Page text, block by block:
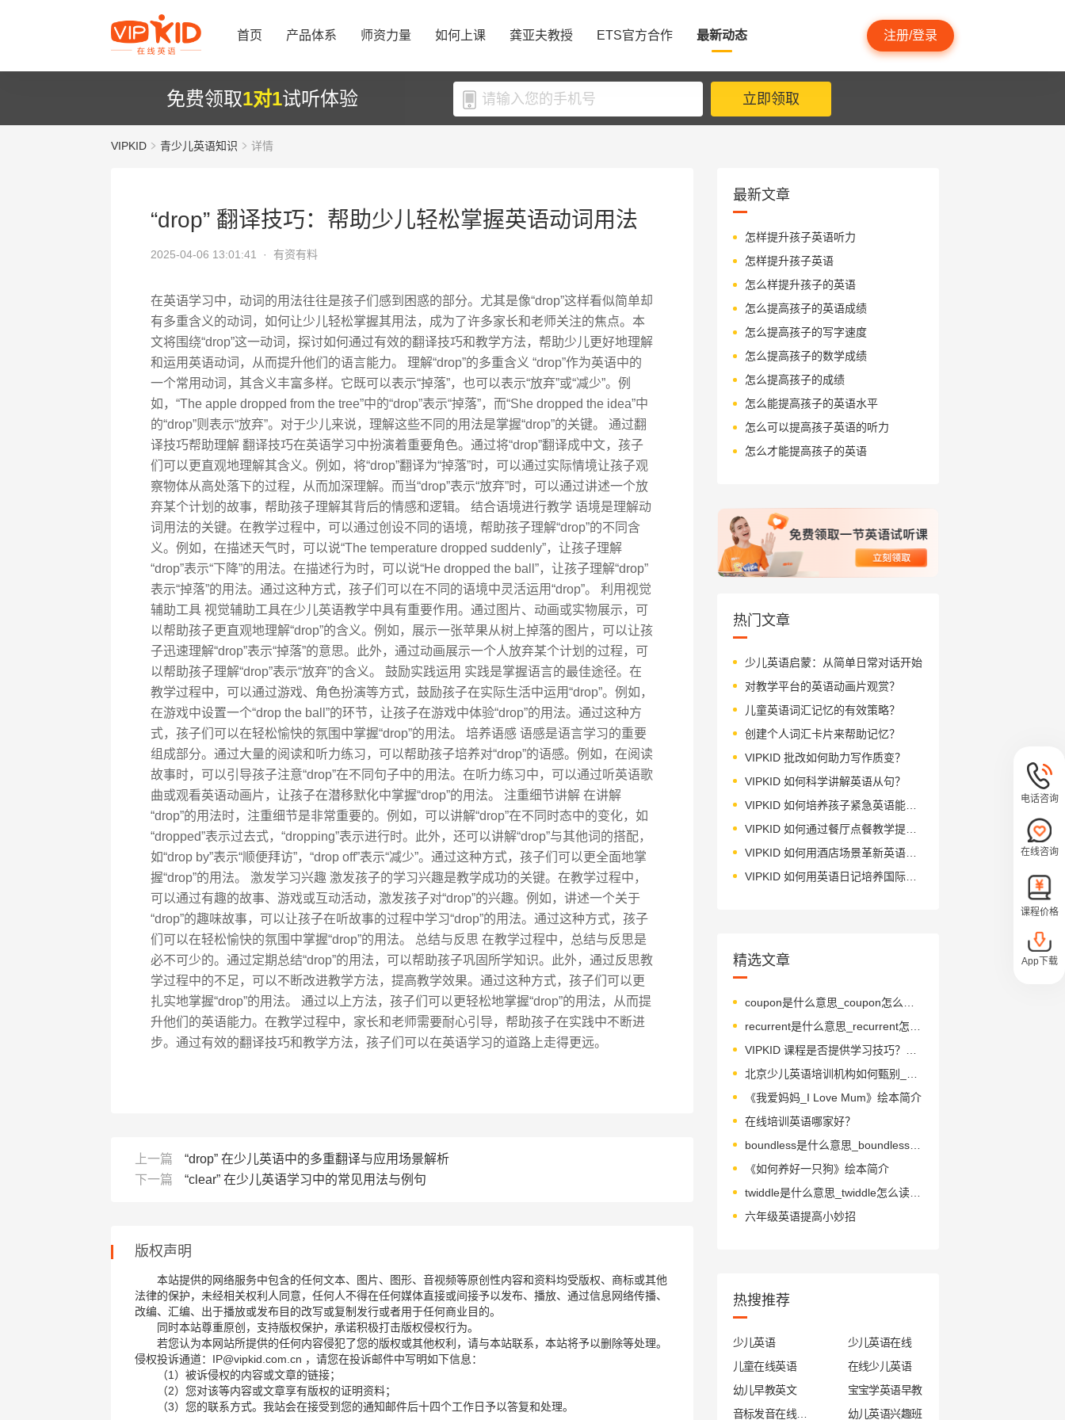
首页 产品体系 师资力量 如何上课 龚亚夫教授 ETS官方合作 最新动态 注册/登录
免费领取1对1试听体验 立即领取
VIPKID 青少儿英语知识 详情
“drop” 翻译技巧：帮助少儿轻松掌握英语动词用法
2025-04-06 13:01:41 · 有资有料
在英语学习中，动词的用法往往是孩子们感到困惑的部分。尤其是像“drop”这样看似简单却
有多重含义的动词，如何让少儿轻松掌握其用法，成为了许多家长和老师关注的焦点。本
文将围绕“drop”这一动词，探讨如何通过有效的翻译技巧和教学方法，帮助少儿更好地理解
和运用英语动词，从而提升他们的语言能力。 理解“drop”的多重含义 “drop”作为英语中的
一个常用动词，其含义丰富多样。它既可以表示“掉落”，也可以表示“放弃”或“减少”。例
如，“The apple dropped from the tree”中的“drop”表示“掉落”，而“She dropped the idea”中
的“drop”则表示“放弃”。对于少儿来说，理解这些不同的用法是掌握“drop”的关键。 通过翻
译技巧帮助理解 翻译技巧在英语学习中扮演着重要角色。通过将“drop”翻译成中文，孩子
们可以更直观地理解其含义。例如，将“drop”翻译为“掉落”时，可以通过实际情境让孩子观
察物体从高处落下的过程，从而加深理解。而当“drop”表示“放弃”时，可以通过讲述一个放
弃某个计划的故事，帮助孩子理解其背后的情感和逻辑。 结合语境进行教学 语境是理解动
词用法的关键。在教学过程中，可以通过创设不同的语境，帮助孩子理解“drop”的不同含
义。例如，在描述天气时，可以说“The temperature dropped suddenly”，让孩子理解
“drop”表示“下降”的用法。在描述行为时，可以说“He dropped the ball”，让孩子理解“drop”
表示“掉落”的用法。通过这种方式，孩子们可以在不同的语境中灵活运用“drop”。 利用视觉
辅助工具 视觉辅助工具在少儿英语教学中具有重要作用。通过图片、动画或实物展示，可
以帮助孩子更直观地理解“drop”的含义。例如，展示一张苹果从树上掉落的图片，可以让孩
子迅速理解“drop”表示“掉落”的意思。此外，通过动画展示一个人放弃某个计划的过程，可
以帮助孩子理解“drop”表示“放弃”的含义。 鼓励实践运用 实践是掌握语言的最佳途径。在
教学过程中，可以通过游戏、角色扮演等方式，鼓励孩子在实际生活中运用“drop”。例如，
在游戏中设置一个“drop the ball”的环节，让孩子在游戏中体验“drop”的用法。通过这种方
式，孩子们可以在轻松愉快的氛围中掌握“drop”的用法。 培养语感 语感是语言学习的重要
组成部分。通过大量的阅读和听力练习，可以帮助孩子培养对“drop”的语感。例如，在阅读
故事时，可以引导孩子注意“drop”在不同句子中的用法。在听力练习中，可以通过听英语歌
曲或观看英语动画片，让孩子在潜移默化中掌握“drop”的用法。 注重细节讲解 在讲解
“drop”的用法时，注重细节是非常重要的。例如，可以讲解“drop”在不同时态中的变化，如
“dropped”表示过去式，“dropping”表示进行时。此外，还可以讲解“drop”与其他词的搭配，
如“drop by”表示“顺便拜访”，“drop off”表示“减少”。通过这种方式，孩子们可以更全面地掌
握“drop”的用法。 激发学习兴趣 激发孩子的学习兴趣是教学成功的关键。在教学过程中，
可以通过有趣的故事、游戏或互动活动，激发孩子对“drop”的兴趣。例如，讲述一个关于
“drop”的趣味故事，可以让孩子在听故事的过程中学习“drop”的用法。通过这种方式，孩子
们可以在轻松愉快的氛围中掌握“drop”的用法。 总结与反思 在教学过程中，总结与反思是
必不可少的。通过定期总结“drop”的用法，可以帮助孩子巩固所学知识。此外，通过反思教
学过程中的不足，可以不断改进教学方法，提高教学效果。通过这种方式，孩子们可以更
扎实地掌握“drop”的用法。 通过以上方法，孩子们可以更轻松地掌握“drop”的用法，从而提
升他们的英语能力。在教学过程中，家长和老师需要耐心引导，帮助孩子在实践中不断进
步。通过有效的翻译技巧和教学方法，孩子们可以在英语学习的道路上走得更远。
上一篇
“drop” 在少儿英语中的多重翻译与应用场景解析
下一篇
“clear” 在少儿英语学习中的常见用法与例句
版权声明
本站提供的网络服务中包含的任何文本、图片、图形、音视频等原创性内容和资料均受版权、商标或其他
法律的保护，未经相关权利人同意，任何人不得在任何媒体直接或间接予以发布、播放、通过信息网络传播、
改编、汇编、出于播放或发布目的改写或复制发行或者用于任何商业目的。
同时本站尊重原创，支持版权保护，承诺积极打击版权侵权行为。
若您认为本网站所提供的任何内容侵犯了您的版权或其他权利，请与本站联系，本站将予以删除等处理。
侵权投诉通道：IP@vipkid.com.cn ，请您在投诉邮件中写明如下信息：
（1）被诉侵权的内容或文章的链接；
（2）您对该等内容或文章享有版权的证明资料；
（3）您的联系方式。我站会在接受到您的通知邮件后十四个工作日予以答复和处理。
最新文章
怎样提升孩子英语听力
怎样提升孩子英语
怎么样提升孩子的英语
怎么提高孩子的英语成绩
怎么提高孩子的写字速度
怎么提高孩子的数学成绩
怎么提高孩子的成绩
怎么能提高孩子的英语水平
怎么可以提高孩子英语的听力
怎么才能提高孩子的英语
热门文章
少儿英语启蒙：从简单日常对话开始
对教学平台的英语动画片观赏？
儿童英语词汇记忆的有效策略？
创建个人词汇卡片来帮助记忆？
VIPKID 批改如何助力写作质变？
VIPKID 如何科学讲解英语从句？
VIPKID 如何培养孩子紧急英语能力？
VIPKID 如何通过餐厅点餐教学提升少儿英语应用能力？
VIPKID 如何用酒店场景革新英语教学？
VIPKID 如何用英语日记培养国际化人才？
精选文章
《我爱妈妈_I Love Mum》绘本简介
在线培训英语哪家好？
boundless是什么意思_boundless怎么读_音标ˈbaʊndləs
《如何养好一只狗》绘本简介
twiddle是什么意思_twiddle怎么读_音标'twɪdl
六年级英语提高小妙招
热搜推荐
少儿英语
少儿英语在线
儿童在线英语
在线少儿英语
幼儿早教英文
宝宝学英语早教
幼儿英语兴趣班
电话咨询
在线咨询
课程价格
App下载